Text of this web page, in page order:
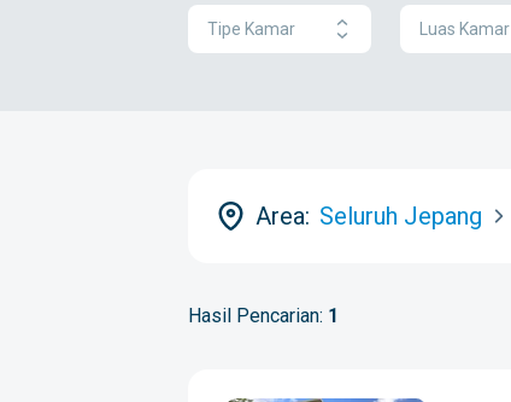
Tipe Kamar Luas Kamar
Area: Seluruh Jepang
Hasil Pencarian: 1